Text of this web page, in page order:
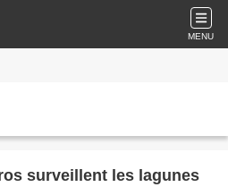
MENU
surveillent les lagunes